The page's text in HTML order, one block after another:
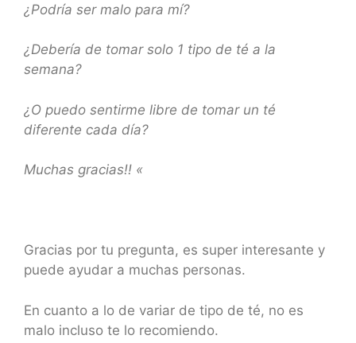
¿Podría ser malo para mí?
¿Debería de tomar solo 1 tipo de té a la
semana?
¿O puedo sentirme libre de tomar un té
diferente cada día?
Muchas gracias!! «
Gracias por tu pregunta, es super interesante y
puede ayudar a muchas personas.
En cuanto a lo de variar de tipo de té, no es
malo incluso te lo recomiendo.